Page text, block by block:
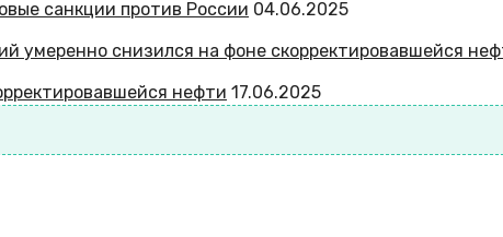
санкции против России 04.06.2025
нефти 17.06.2025